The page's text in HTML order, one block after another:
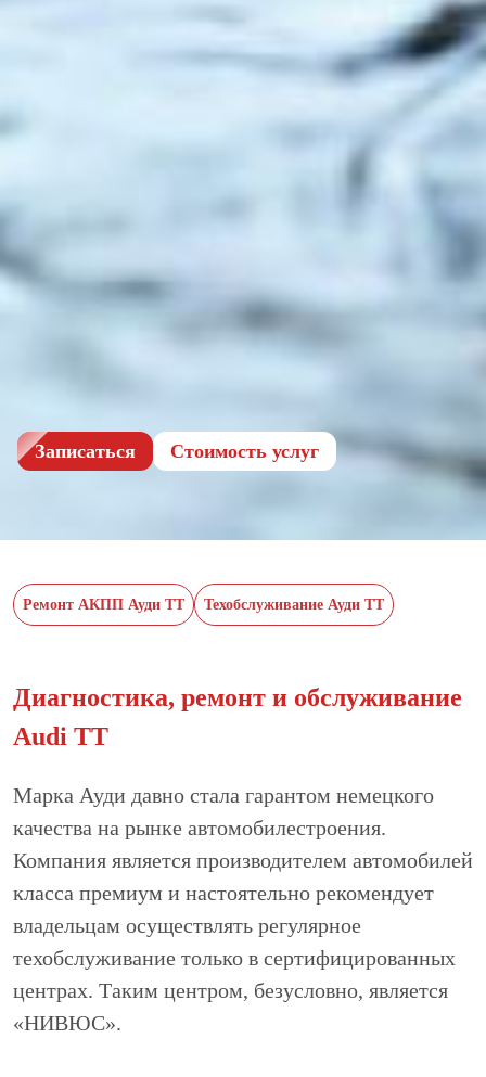
Записаться Cтоимость услуг
Ремонт АКПП Ауди ТТ Техобслуживание Ауди TT
Диагностика, ремонт и обслуживание
Audi TT
Марка Ауди давно стала гарантом немецкого
качества на рынке автомобилестроения.
Компания является производителем автомобилей
класса премиум и настоятельно рекомендует
владельцам осуществлять регулярное
техобслуживание только в сертифицированных
центрах. Таким центром, безусловно, является
«НИВЮС».